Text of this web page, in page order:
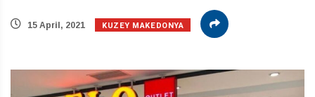
15 April, 2021 KUZEY MAKEDONYA